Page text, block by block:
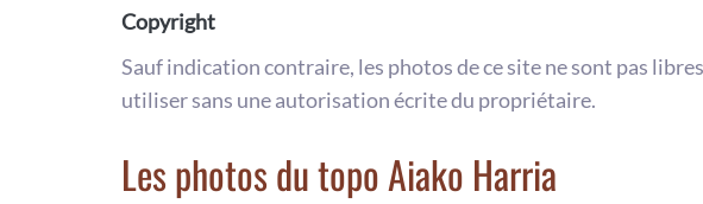
Copyright
Sauf indication contraire, les photos de ce site ne sont pas
utiliser sans une autorisation écrite du propriétaire.
Les photos du topo Aiako Harria